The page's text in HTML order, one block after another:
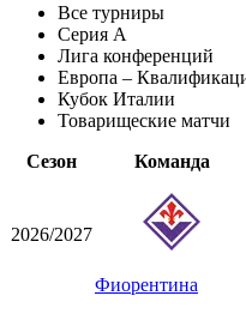
Все турниры
Серия А
Лига конференций
Европа –
Кубок Италии
Товарищеские матчи
Сезон
Команда
2026/2027
Фиорентина